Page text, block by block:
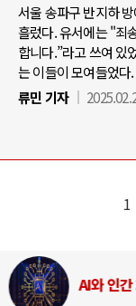
서울 송파구 반지하
흘렀다. 유서에는 "죄
합니다.”라고 쓰여 있
는 이들이 모여들었다
류민 기자
1
AI와 인간